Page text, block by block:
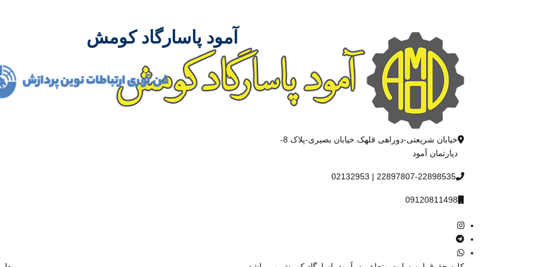
خیابان شریعتی-دوراهی قلهک.خیابان بصیری-پلاک 8-
دپارتمان آمود
22897807-22898535 | 02132953
09120811498
آمود پاسارگاد کومش